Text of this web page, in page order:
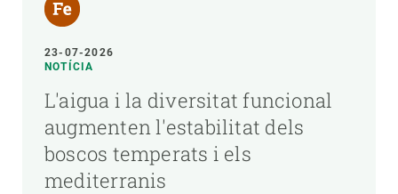
23-07-2026
NOTÍCIA
L'aigua i la diversitat funcional
augmenten l'estabilitat dels
boscos temperats i els
mediterranis